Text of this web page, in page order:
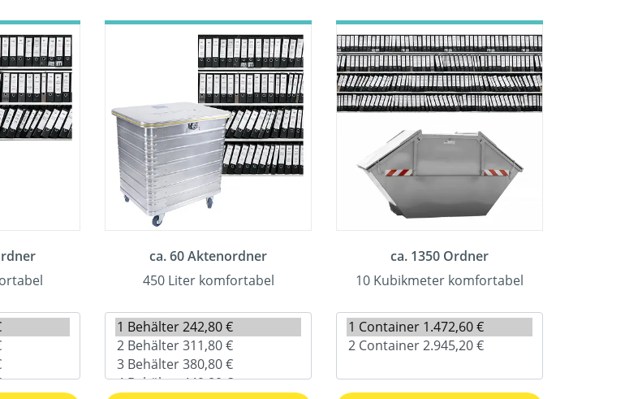
ca. 60 Aktenordner
450 Liter komfortabel
ca. 1350 Ordner
10 Kubikmeter komfortabel